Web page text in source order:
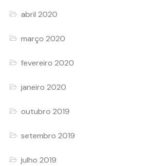
abril 2020
março 2020
fevereiro 2020
janeiro 2020
outubro 2019
setembro 2019
julho 2019